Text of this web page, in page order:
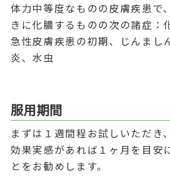
体力中等度なものの皮膚疾患で
きに化膿するものの次の諸症：
急性皮膚疾患の初期、じんまし
炎、水虫
服用期間
まずは１週間程お試しいただき、
効果実感があれば１ヶ月を目安
とをお勧めします。